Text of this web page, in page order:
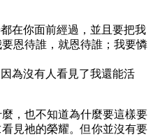
在你面前經過，並且要把我
恩待誰，就恩待誰；我要憐
為沒有人看見了我還能活
，也不知道為什麼要這樣要
見祂的榮耀。但你並沒有要